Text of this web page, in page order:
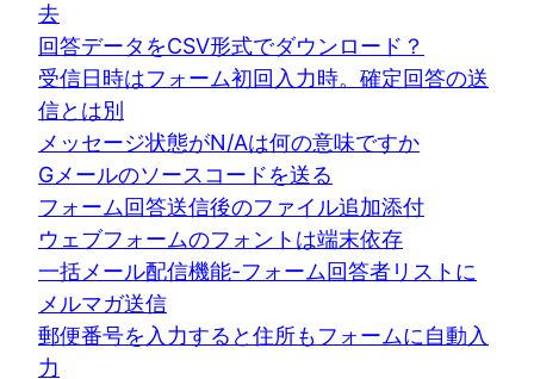
去
回答データをCSV形式でダウンロード？
受信日時はフォーム初回入力時。確定回答の送
信とは別
メッセージ状態がN/Aは何の意味ですか
Gメールのソースコードを送る
フォーム回答送信後のファイル追加添付
ウェブフォームのフォントは端末依存
一括メール配信機能-フォーム回答者リストに
メルマガ送信
郵便番号を入力すると住所もフォームに自動入
力